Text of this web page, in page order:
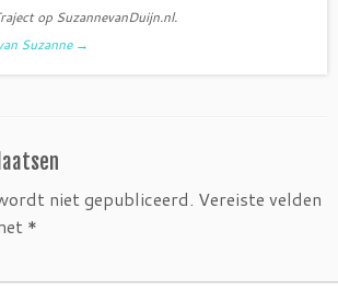
op SuzannevanDuijn.nl.
Suzanne →
niet gepubliceerd. Vereiste velden
*